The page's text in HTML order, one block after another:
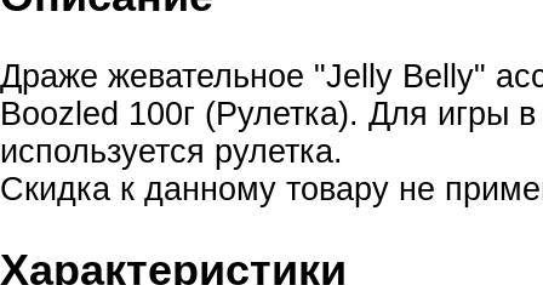
Драже жевательное "Jelly Belly"
Boozled 100г (Рулетка). Для игры
используется рулетка.
Скидка к данному товару не
Характеристики